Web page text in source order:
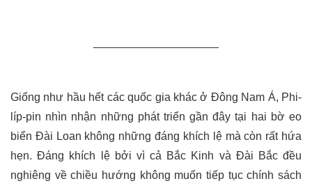
Giống như hầu hết các quốc gia khác ở Đông Nam Á, Phi-
líp-pin nhìn nhận những phát triển gần đây tại hai bờ eo
biển Đài Loan không những đáng khích lệ mà còn rất hứa
hẹn. Đáng khích lệ bởi vì cả Bắc Kinh và Đài Bắc đều
nghiêng về chiều hướng không muốn tiếp tục chính sách